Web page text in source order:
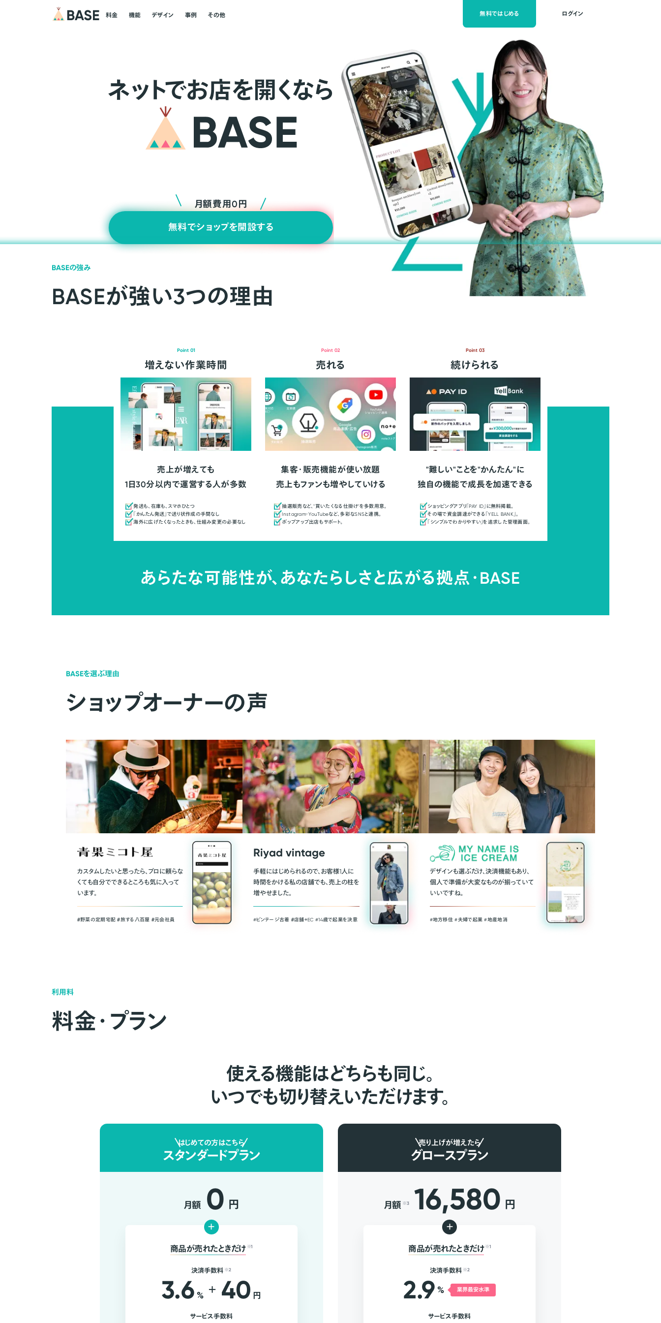
料金 機能 デザイン 事例 その他 無料ではじめる ログイン
ネッ トでお店を開くなら
月額費用0円
無料でショップを開設する
BASEの強み
BASEが強い3つの理由
Point 01
増えない作業時間
売上が増えても
1日30分以内で運営する人が多数
発送も、在庫も、スマホひとつ
「かんたん発送」で送り状作成の手間なし
海外に広げたくなったときも、仕組み変更の必要なし
Point 02
売れる
集客・販売機能が使い放題
売上もファンも増やしていける
抽選販売など、"買いたくなる仕掛け"を多数用意。
Instagram・YouTubeなど、多彩なSNSと連携。
ポップアップ出店もサポート。
Point 03
続けられる
"難しい"ことを"かんたん"に
独自の機能で成長を加速できる
ショッピングアプリ「PAY ID」に無料掲載。
その場で資金調達ができる「YELL BANK」。
「シンプルでわかりやすい」を追求した管理画面。
あらたな可能性が、あなたらしさと広がる拠点・BASE
BASEを選ぶ理由
ショップオーナーの声
カスタムしたいと思ったら、プロに頼らな
くても自分でできるところも気に入って
います。
＃野菜の定期宅配 ＃旅する八百屋 ＃元会社員
Riyad vintage
手軽にはじめられるので、お客様1人に
時間をかける私の店舗でも、売上の柱を
増やせました。
#ビンテージ古着 ＃店舗＋EC #14歳で起業を決意
デザインも選ぶだけ、決済機能もあり、
個人で準備が大変なものが揃っていて
いいですね。
#地方移住 #夫婦で起業 #地産地消
利用料
料金・プラン
使える機能はどちらも同じ。
いつでも切り替えいただけます。
はじめての方はこちら
スタンダードプラン
月額 0 円
+
商品が売れたときだけ ※1
決済手数料 ※2
3.6 % + 40 円
サービス手数料
売り上げが増えたら
グロースプラン
月額 ※3 16,580 円
+
商品が売れたときだけ ※1
決済手数料 ※2
2.9 % 業界最安水準
サービス手数料